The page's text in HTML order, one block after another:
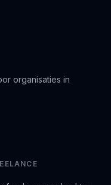
organisaties in